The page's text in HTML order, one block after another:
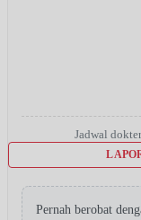
Jadwal
Pernah berobat